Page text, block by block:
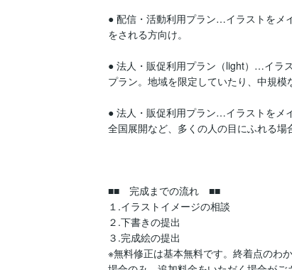
● 配信・活動利用プラン…イラストをメ
をされる方向け。
● 法人・販促利用プラン（light）…イラ
プラン。地域を限定していたり、中規模
● 法人・販促利用プラン…イラストをメ
全国展開など、多くの人の目にふれる場
■■　完成までの流れ　■■
１.イラストイメージの相談
２.下書きの提出
３.完成絵の提出
※無料修正は基本無料です。終着点のわ